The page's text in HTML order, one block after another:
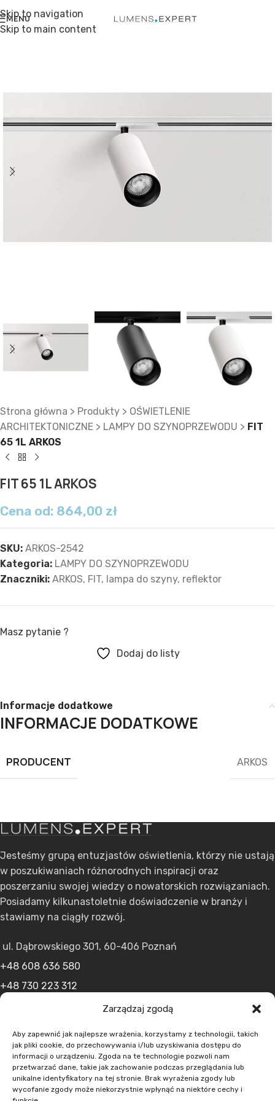
Zarządzaj zgodą
Aby zapewnić jak najlepsze wrażenia, korzystamy z technologii, takich
jak pliki cookie, do przechowywania i/lub uzyskiwania dostępu do
informacji o urządzeniu. Zgoda na te technologie pozwoli nam
przetwarzać dane, takie jak zachowanie podczas przeglądania lub
unikalne identyfikatory na tej stronie. Brak wyrażenia zgody lub
wycofanie zgody może niekorzystnie wpłynąć na niektóre cechy i
Skip to navigation
Skip to main content
MENU
Strona główna > Produkty > OŚWIETLENIE
ARCHITEKTONICZNE > LAMPY DO SZYNOPRZEWODU > FIT
65 1L ARKOS
FIT 65 1L ARKOS
Cena od: 864,00 zł
SKU: ARKOS-2542
Kategoria: LAMPY DO SZYNOPRZEWODU
Znaczniki: ARKOS, FIT, lampa do szyny, reflektor
Masz pytanie ?
Dodaj do listy
Informacje dodatkowe
INFORMACJE DODATKOWE
PRODUCENT ARKOS
Jesteśmy grupą entuzjastów oświetlenia, którzy nie ustają
w poszukiwaniach różnorodnych inspiracji oraz
poszerzaniu swojej wiedzy o nowatorskich rozwiązaniach.
Posiadamy kilkunastoletnie doświadczenie w branży i
stawiamy na ciągły rozwój.
ul. Dąbrowskiego 301, 60-406 Poznań
+48 608 636 580
+48 730 223 312